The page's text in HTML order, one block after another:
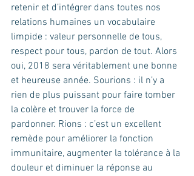
retenir et d’intégrer dans toutes nos
relations humaines un vocabulaire
limpide : valeur personnelle de tous,
respect pour tous, pardon de tout. Alors
oui, 2018 sera véritablement une bonne
et heureuse année. Sourions : il n’y a
rien de plus puissant pour faire tomber
la colère et trouver la force de
pardonner. Rions : c’est un excellent
remède pour améliorer la fonction
immunitaire, augmenter la tolérance à la
douleur et diminuer la réponse au